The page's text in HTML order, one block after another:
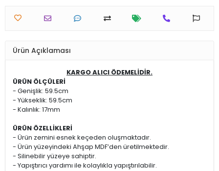
Ürün Açıklaması
KARGO ALICI ÖDEMELİDİR.
ÜRÜN ÖLÇÜLERİ
- Genişlik: 59.5cm
- Yükseklik: 59.5cm
- Kalınlık: 17mm
ÜRÜN ÖZELLİKLERİ
- Ürün zemini esnek keçeden oluşmaktadır.
- Ürün yüzeyindeki Ahşap MDF’den üretilmektedir.
- Silinebilir yüzeye sahiptir.
- Yapıştırıcı yardımı ile kolaylıkla yapıştırılabilir.